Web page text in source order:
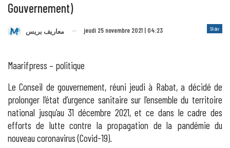
Gouvernement)
Slider معاريف بريس jeudi 25 novembre 2021 | 04:23
Maarifpress – politique
Le Conseil de gouvernement, réuni jeudi à Rabat, a décidé de
prolonger l’état d’urgence sanitaire sur l’ensemble du territoire
national jusqu’au 31 décembre 2021, et ce dans le cadre des
efforts de lutte contre la propagation de la pandémie du
nouveau coronavirus (Covid-19).